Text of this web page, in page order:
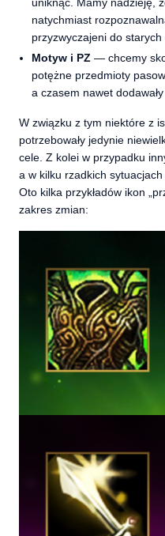
natychmiast
przyzwyczajeni do
Motyw i PZ — chcemy
potężne przedmioty
a czasem nawet dodawały
W związku z tym niektóre z
potrzebowały jedynie
cele. Z kolei w przypadku
a w kilku rzadkich
Oto kilka przykładów ikon
zakres zmian: